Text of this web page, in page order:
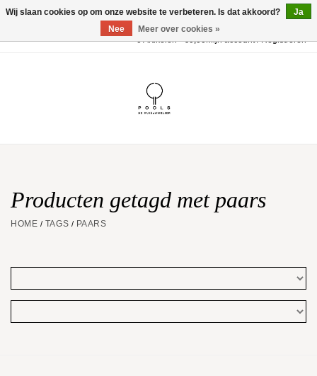
0 Artikelen - €0,00Mijn account / Registreren
Huwelijk
Aanbiedingen
Producten getagd met paars
HOME / TAGS / PAARS
Wij slaan cookies op om onze website te verbeteren. Is dat akkoord?
Ja
Nee
Meer over cookies »